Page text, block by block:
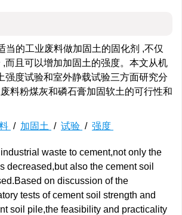
当的工业废料做加固土的固化剂 ,不仅
而且可以增加加固土的强度。本文从机
强度试验和室外静载试验三方面研究分
料粉煤灰和磷石膏加固软土的可行性和
/ 加固土 / 试验 / 强度
waste to cement,not only the
decreased,but also the cement soil
on discussion of the
tests of cement soil strength and
soil pile,the feasibility and practicality